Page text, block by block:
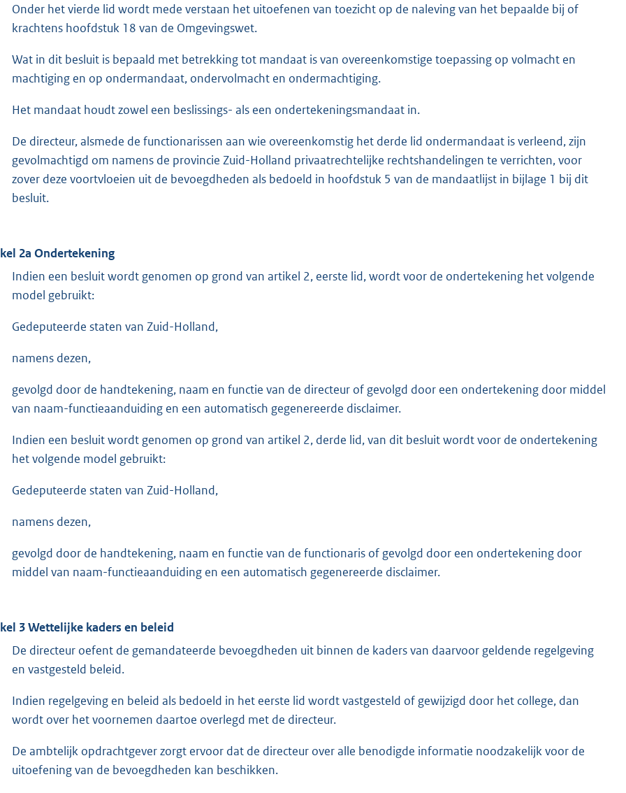
Onder het vierde lid wordt mede verstaan het uitoefenen van toezicht op de naleving van het bepaalde bij of
krachtens hoofdstuk 18 van de Omgevingswet.
Wat in dit besluit is bepaald met betrekking tot mandaat is van overeenkomstige toepassing op volmacht en
machtiging en op ondermandaat, ondervolmacht en ondermachtiging.
Het mandaat houdt zowel een beslissings- als een ondertekeningsmandaat in.
De directeur, alsmede de functionarissen aan wie overeenkomstig het derde lid ondermandaat is verleend, zijn
gevolmachtigd om namens de provincie Zuid-Holland privaatrechtelijke rechtshandelingen te verrichten, voor
zover deze voortvloeien uit de bevoegdheden als bedoeld in hoofdstuk 5 van de mandaatlijst in bijlage 1 bij dit
besluit.
2a Ondertekening
Indien een besluit wordt genomen op grond van artikel 2, eerste lid, wordt voor de ondertekening het volgende
model gebruikt:
Gedeputeerde staten van Zuid-Holland,
namens dezen,
gevolgd door de handtekening, naam en functie van de directeur of gevolgd door een ondertekening door middel
van naam-functieaanduiding en een automatisch gegenereerde disclaimer.
Indien een besluit wordt genomen op grond van artikel 2, derde lid, van dit besluit wordt voor de ondertekening
het volgende model gebruikt:
Gedeputeerde staten van Zuid-Holland,
namens dezen,
gevolgd door de handtekening, naam en functie van de functionaris of gevolgd door een ondertekening door
middel van naam-functieaanduiding en een automatisch gegenereerde disclaimer.
3 Wettelijke kaders en beleid
De directeur oefent de gemandateerde bevoegdheden uit binnen de kaders van daarvoor geldende regelgeving
en vastgesteld beleid.
Indien regelgeving en beleid als bedoeld in het eerste lid wordt vastgesteld of gewijzigd door het college, dan
wordt over het voornemen daartoe overlegd met de directeur.
De ambtelijk opdrachtgever zorgt ervoor dat de directeur over alle benodigde informatie noodzakelijk voor de
uitoefening van de bevoegdheden kan beschikken.